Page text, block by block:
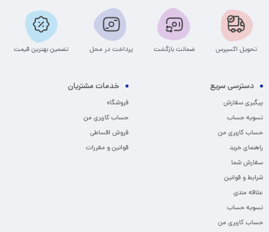
تحویل اکسپرس ضمانت بازگشت پرداخت در محل تضمین بهترین قیمت
دسترسی سریع
پیگیری سفارش
تسویه حساب
حساب کاربری من
راهنمای خرید
سفارش شما
شرایط و قوانین
علاقه مندی
تسویه حساب
حساب کاربری من
خدمات مشتریان
فروشگاه
حساب کاربری من
فروش اقساطی
قوانین و مقررات